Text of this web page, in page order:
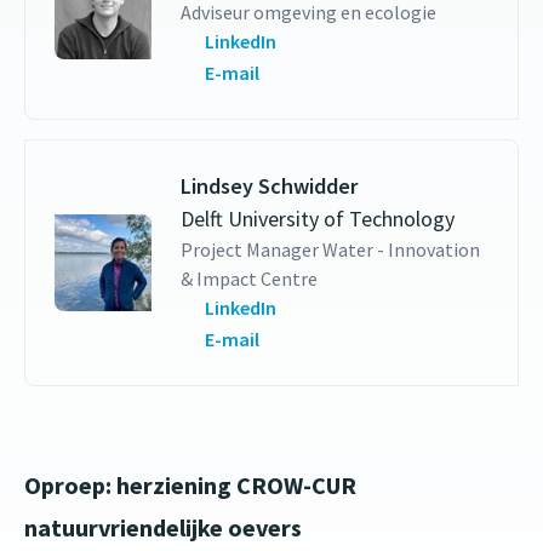
Adviseur omgeving en ecologie
LinkedIn
E-mail
Lindsey Schwidder
Delft University of Technology
Project Manager Water - Innovation
& Impact Centre
LinkedIn
E-mail
Oproep: herziening CROW-CUR
natuurvriendelijke oevers